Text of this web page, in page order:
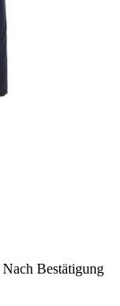
Nach Bestätigung